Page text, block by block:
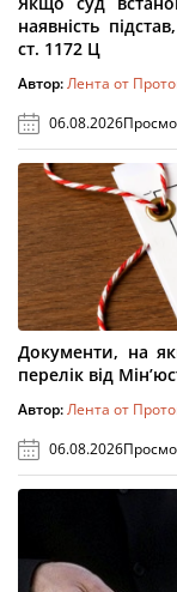
наявність
ст. 1172 Ц
Автор:Лента от
06.08.2026
Документи, на
перелік від
Автор:Лента от
06.08.2026